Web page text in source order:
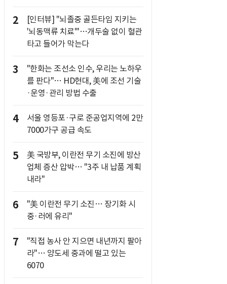
2
[인터뷰] "뇌졸중 골든타임 지키는
'뇌동맥류 치료'"…개두술 없이 혈관
타고 들어가 막는다
3
"한화는 조선소 인수, 우리는 노하우
를 판다"… HD현대, 美에 조선 기술
·운영·관리 방법 수출
4
서울 영등포·구로 준공업지역에 2만
7000가구 공급 속도
5
美 국방부, 이란전 무기 소진에 방산
업체 증산 압박… "3주 내 납품 계획
내라"
6
"美 이란전 무기 소진… 장기화 시
중·러에 유리"
7
"직접 농사 안 지으면 내년까지 팔아
라"… 양도세 중과에 떨고 있는
6070